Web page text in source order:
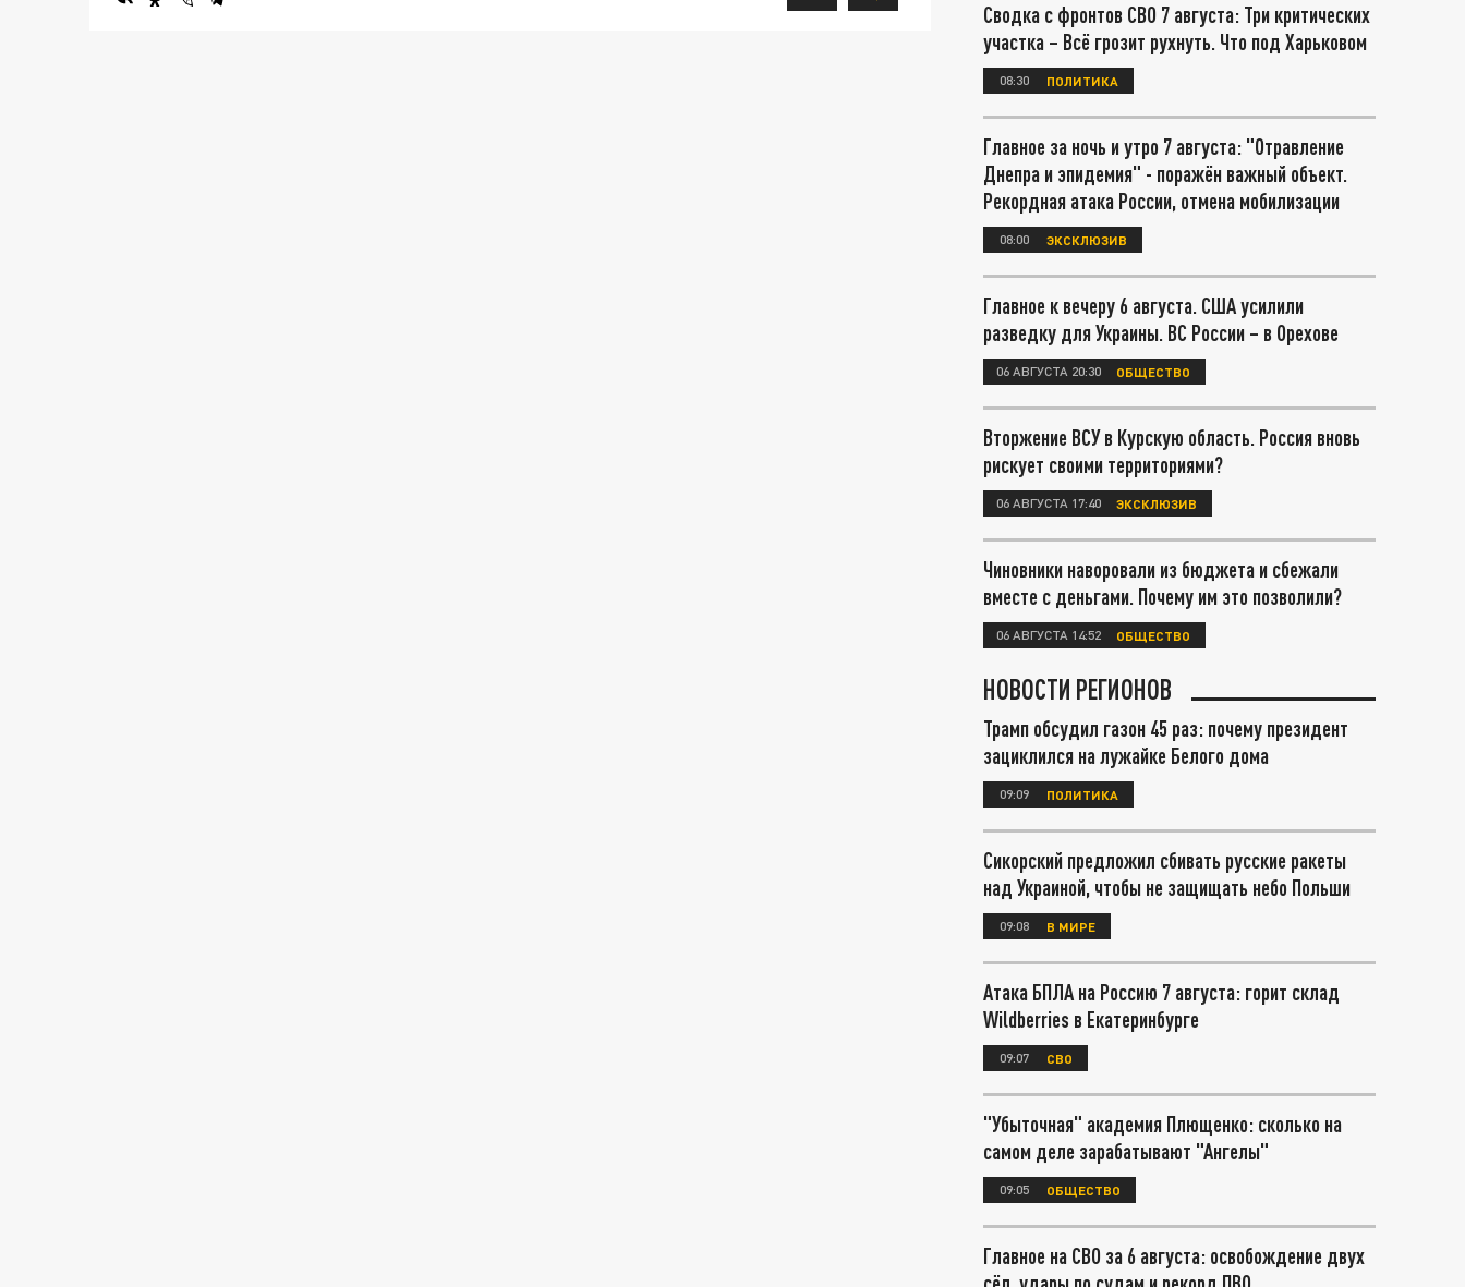
Сводка с фронтов СВО 7 августа: Три критических
участка – Всё грозит рухнуть. Что под Харьковом
08:30 ПОЛИТИКА
Главное за ночь и утро 7 августа: "Отравление
Днепра и эпидемия" - поражён важный объект.
Рекордная атака России, отмена мобилизации
08:00 ЭКСКЛЮЗИВ
Главное к вечеру 6 августа. США усилили
разведку для Украины. ВС России – в Орехове
06 АВГУСТА 20:30 ОБЩЕСТВО
Вторжение ВСУ в Курскую область. Россия вновь
рискует своими территориями?
06 АВГУСТА 17:40 ЭКСКЛЮЗИВ
Чиновники наворовали из бюджета и сбежали
вместе с деньгами. Почему им это позволили?
06 АВГУСТА 14:52 ОБЩЕСТВО
НОВОСТИ РЕГИОНОВ
Трамп обсудил газон 45 раз: почему президент
зациклился на лужайке Белого дома
09:09 ПОЛИТИКА
Сикорский предложил сбивать русские ракеты
над Украиной, чтобы не защищать небо Польши
09:08 В МИРЕ
Атака БПЛА на Россию 7 августа: горит склад
Wildberries в Екатеринбурге
09:07 СВО
"Убыточная" академия Плющенко: сколько на
самом деле зарабатывают "Ангелы"
09:05 ОБЩЕСТВО
Главное на СВО за 6 августа: освобождение двух